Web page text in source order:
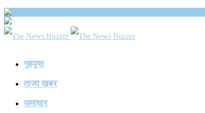
गृहपृष्ठ
ताजा खबर
समाचार